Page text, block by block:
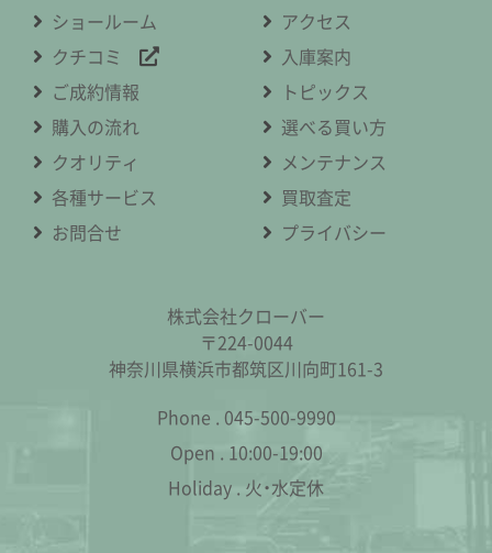
ショールーム
アクセス
クチコミ
入庫案内
ご成約情報
トピックス
購入の流れ
選べる買い方
クオリティ
メンテナンス
各種サービス
買取査定
お問合せ
プライバシー
株式会社クローバー
〒224-0044
神奈川県横浜市都筑区川向町161-3
Phone . 045-500-9990
Open .10:00-19:00
Holiday . 火・水定休